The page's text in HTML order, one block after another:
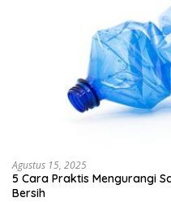
Agustus 15, 2025
5 Cara Praktis Mengurangi
Bersih